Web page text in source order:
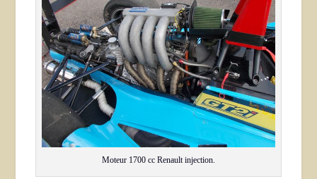
Moteur 1700 cc Renault injection.